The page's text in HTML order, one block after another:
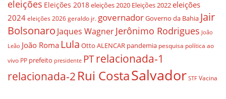
eleições Eleições 2018eleições 2020 Eleições 2022eleições
2024 eleições 2026 geraldo jr. governadorGoverno da Bahia Jair
Bolsonaro Jaques WagnerJerônimo Rodrigues João
Leão João Roma Lula Otto ALENCAR pandemia pesquisa política ao
vivo PP prefeito presidente PTrelacionada-1
relacionada-2 Rui CostaSalvador STF Vacina